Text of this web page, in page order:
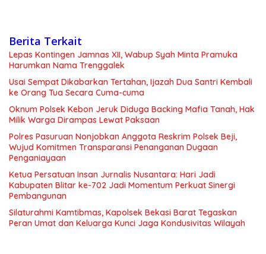
Berita Terkait
Lepas Kontingen Jamnas XII, Wabup Syah Minta Pramuka
Harumkan Nama Trenggalek
Usai Sempat Dikabarkan Tertahan, Ijazah Dua Santri Kembali
ke Orang Tua Secara Cuma-cuma
Oknum Polsek Kebon Jeruk Diduga Backing Mafia Tanah, Hak
Milik Warga Dirampas Lewat Paksaan
Polres Pasuruan Nonjobkan Anggota Reskrim Polsek Beji,
Wujud Komitmen Transparansi Penanganan Dugaan
Penganiayaan
Ketua Persatuan Insan Jurnalis Nusantara: Hari Jadi
Kabupaten Blitar ke-702 Jadi Momentum Perkuat Sinergi
Pembangunan
Silaturahmi Kamtibmas, Kapolsek Bekasi Barat Tegaskan
Peran Umat dan Keluarga Kunci Jaga Kondusivitas Wilayah